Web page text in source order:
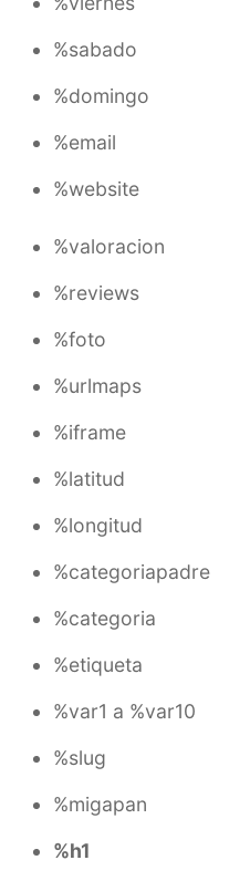
%sabado
%domingo
%email
%website
%valoracion
%reviews
%foto
%urlmaps
%iframe
%latitud
%longitud
%categoriapadre
%categoria
%etiqueta
%var1 a %var10
%slug
%migapan
%h1